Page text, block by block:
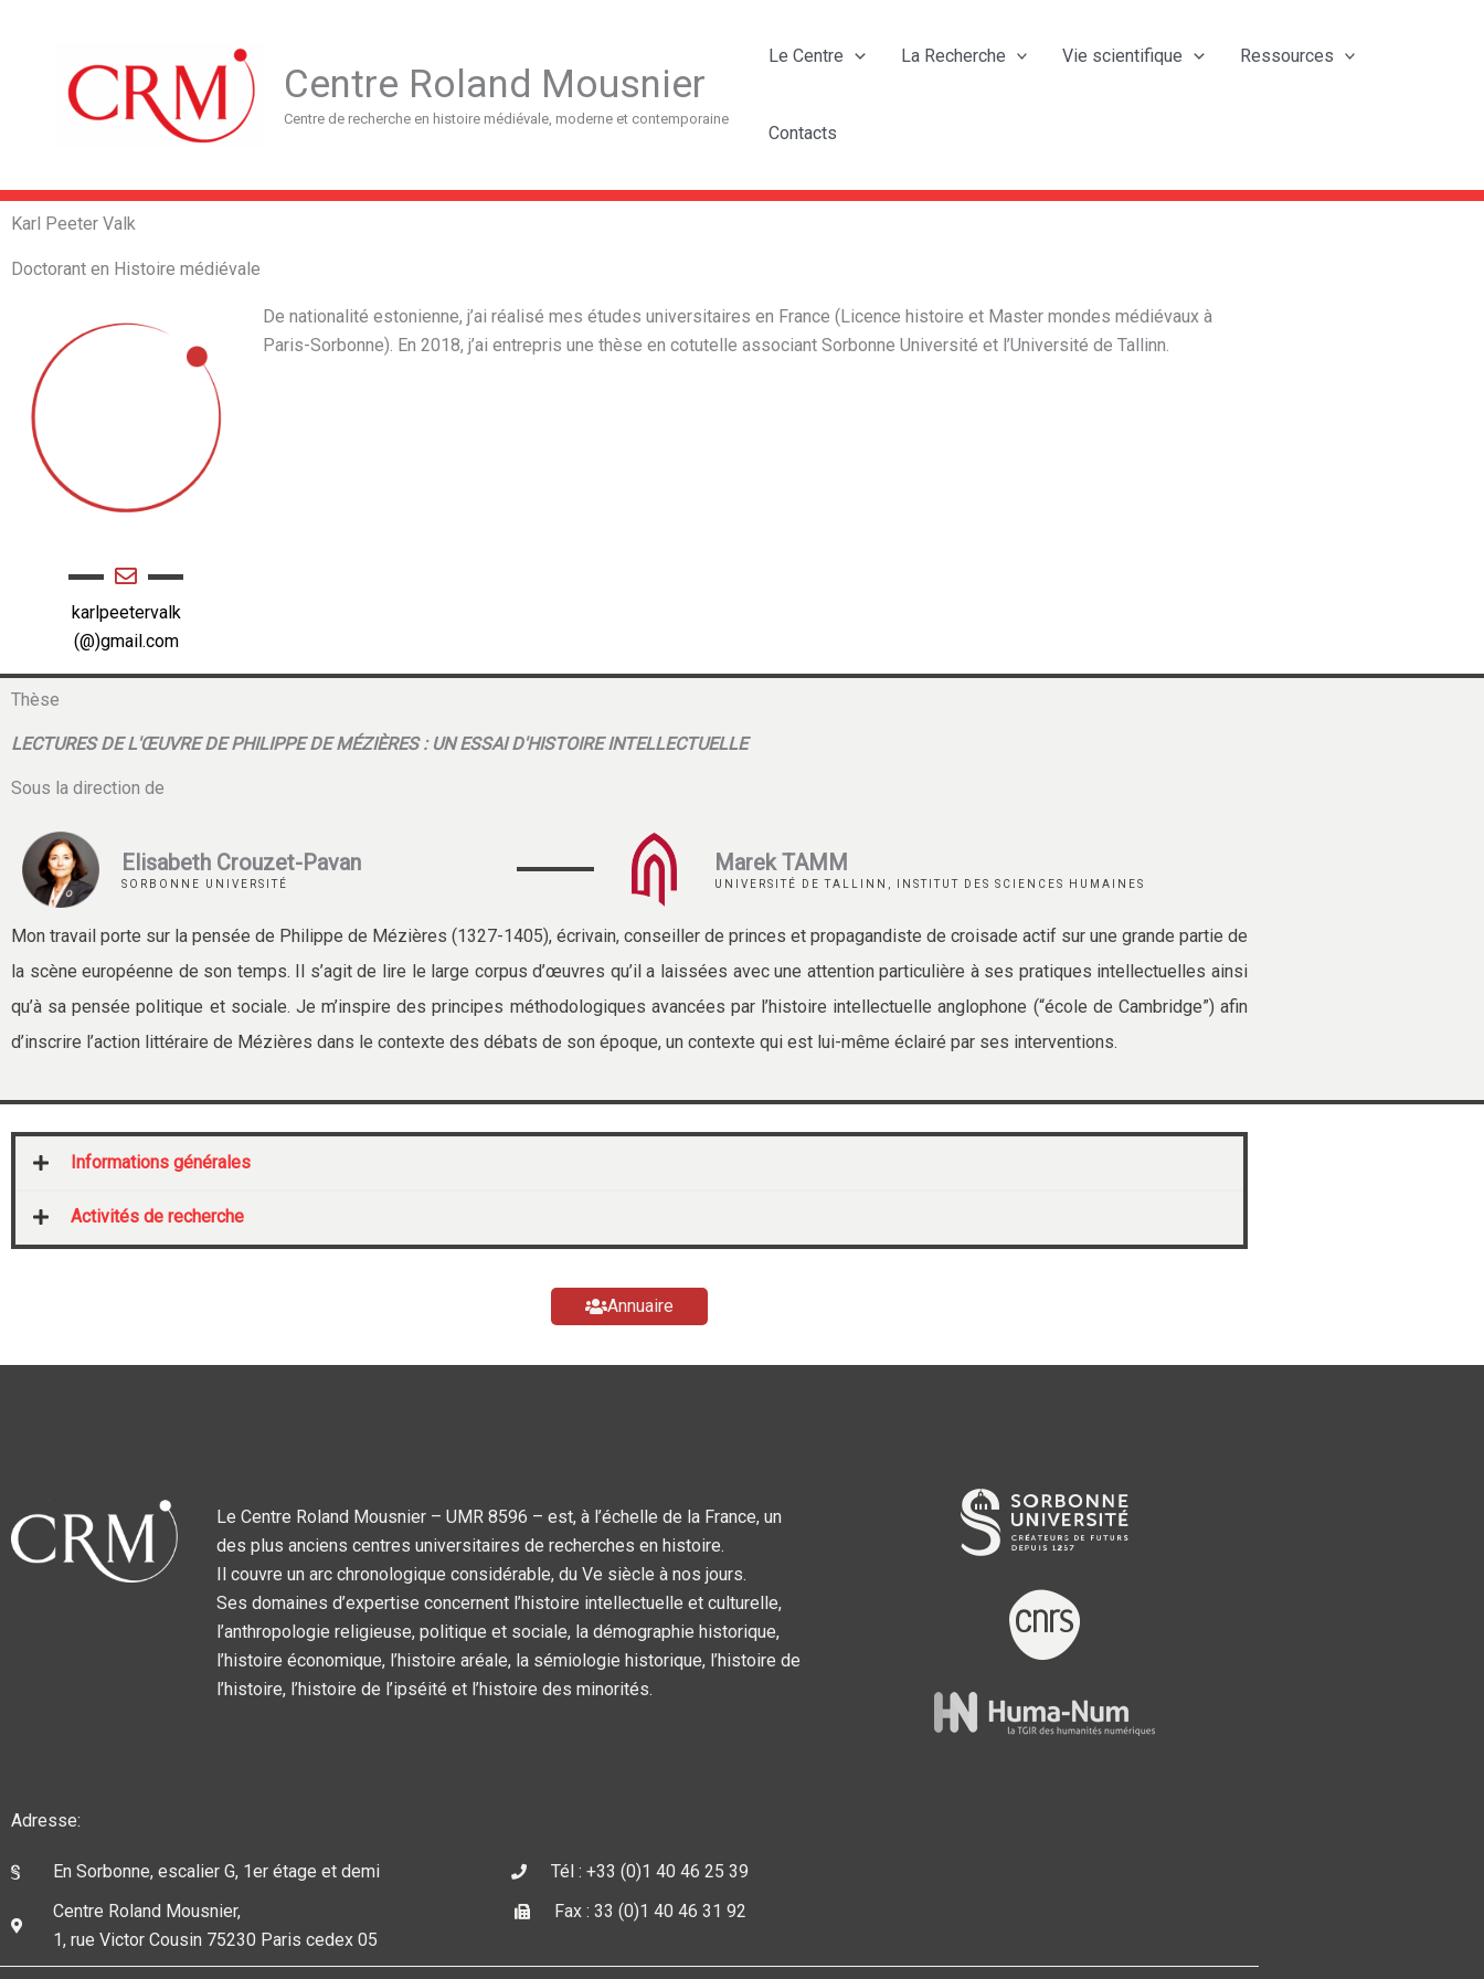
Centre Roland Mousnier
Centre de recherche en histoire médiévale, moderne et contemporaine
Le Centre La Recherche Vie scientifique Ressources
Contacts
Karl Peeter Valk
Doctorant en Histoire médiévale
karlpeetervalk
(@)gmail.com
De nationalité estonienne, j’ai réalisé mes études universitaires en France (Licence histoire et Master mondes médiévaux à
Paris-Sorbonne). En 2018, j’ai entrepris une thèse en cotutelle associant Sorbonne Université et l’Université de Tallinn.
Thèse
LECTURES DE L'ŒUVRE DE PHILIPPE DE MÉZIÈRES : UN ESSAI D'HISTOIRE INTELLECTUELLE
Sous la direction de
Elisabeth Crouzet-Pavan
SORBONNE UNIVERSITÉ
Marek TAMM
UNIVERSITÉ DE TALLINN, INSTITUT DES SCIENCES HUMAINES
Mon travail porte sur la pensée de Philippe de Mézières (1327-1405), écrivain, conseiller de princes et propagandiste de croisade actif sur une grande partie de
la scène européenne de son temps. Il s’agit de lire le large corpus d’œuvres qu’il a laissées avec une attention particulière à ses pratiques intellectuelles ainsi
qu’à sa pensée politique et sociale. Je m’inspire des principes méthodologiques avancées par l’histoire intellectuelle anglophone (“école de Cambridge”) afin
d’inscrire l’action littéraire de Mézières dans le contexte des débats de son époque, un contexte qui est lui-même éclairé par ses interventions.
Informations générales
Activités de recherche
Annuaire
Le Centre Roland Mousnier – UMR 8596 – est, à l’échelle de la France, un
des plus anciens centres universitaires de recherches en histoire.
Il couvre un arc chronologique considérable, du Ve siècle à nos jours.
Ses domaines d’expertise concernent l’histoire intellectuelle et culturelle,
l’anthropologie religieuse, politique et sociale, la démographie historique,
l’histoire économique, l’histoire aréale, la sémiologie historique, l’histoire de
l’histoire, l’histoire de l’ipséité et l’histoire des minorités.
Adresse:
En Sorbonne, escalier G, 1er étage et demi
Centre Roland Mousnier,
1, rue Victor Cousin 75230 Paris cedex 05
Tél : +33 (0)1 40 46 25 39
Fax : 33 (0)1 40 46 31 92